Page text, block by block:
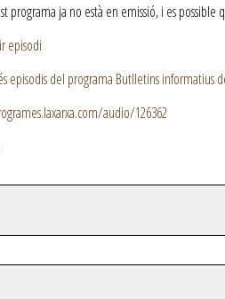
programa ja no està en emissió, i es
episodi
episodis del programa Butlletins informatius
audio/126362